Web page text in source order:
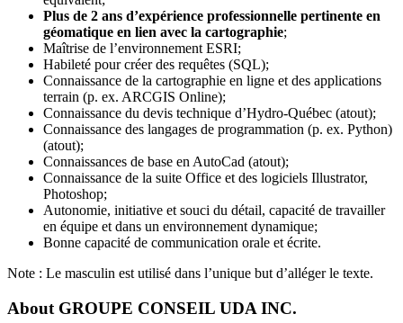
Plus de 2 ans d’expérience professionnelle pertinente en
géomatique en lien avec la cartographie;
Maîtrise de l’environnement ESRI;
Habileté pour créer des requêtes (SQL);
Connaissance de la cartographie en ligne et des applications
terrain (p. ex. ARCGIS Online);
Connaissance du devis technique d’Hydro-Québec (atout);
Connaissance des langages de programmation (p. ex. Python)
(atout);
Connaissances de base en AutoCad (atout);
Connaissance de la suite Office et des logiciels Illustrator,
Photoshop;
Autonomie, initiative et souci du détail, capacité de travailler
en équipe et dans un environnement dynamique;
Bonne capacité de communication orale et écrite.
Note : Le masculin est utilisé dans l’unique but d’alléger le texte.
About GROUPE CONSEIL UDA INC.